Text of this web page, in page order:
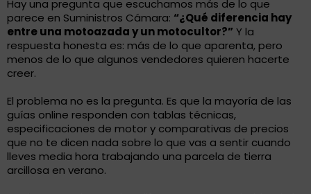
Hay una pregunta que escuchamos más de lo que
parece en Suministros Cámara: “¿Qué diferencia hay
entre una motoazada y un motocultor?”Y la
respuesta honesta es: más de lo que aparenta, pero
menos de lo que algunos vendedores quieren hacerte
creer.
El problema no es la pregunta. Es que la mayoría de las
guías online responden con tablas técnicas,
especificaciones de motor y comparativas de precios
que no te dicen nada sobre lo que vas a sentir cuando
lleves media hora trabajando una parcela de tierra
arcillosa en verano.